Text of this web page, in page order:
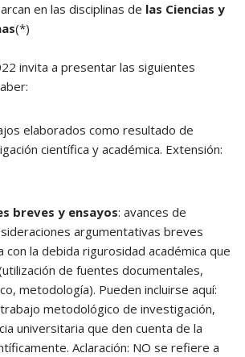
en las disciplinas de las Ciencias y
(*)
invita a presentar las siguientes
elaborados como resultado de
científica y académica. Extensión:
breves y ensayos: avances de
argumentativas breves
con la debida rigurosidad académica que
de fuentes documentales,
metodología). Pueden incluirse aquí:
metodológico de investigación,
universitaria que den cuenta de la
Aclaración: NO se refiere a